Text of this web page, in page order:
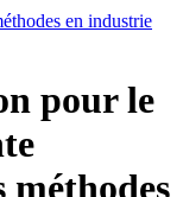
en industrie
pour le
méthodes